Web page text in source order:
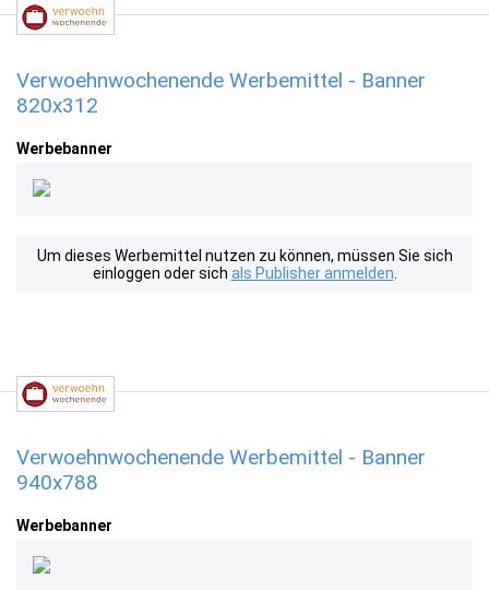
Verwoehnwochenende Werbemittel - Banner
820x312
Werbebanner
Um dieses Werbemittel nutzen zu können, müssen Sie sich
einloggen oder sich als Publisher anmelden
Verwoehnwochenende Werbemittel - Banner
940x788
Werbebanner